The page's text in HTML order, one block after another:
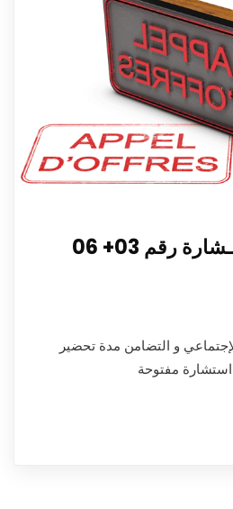
اعلان عن الإستـــشارة رقم 03+ 06
و التضامن مدة تحضير
النوع: استشارة مفتوحة